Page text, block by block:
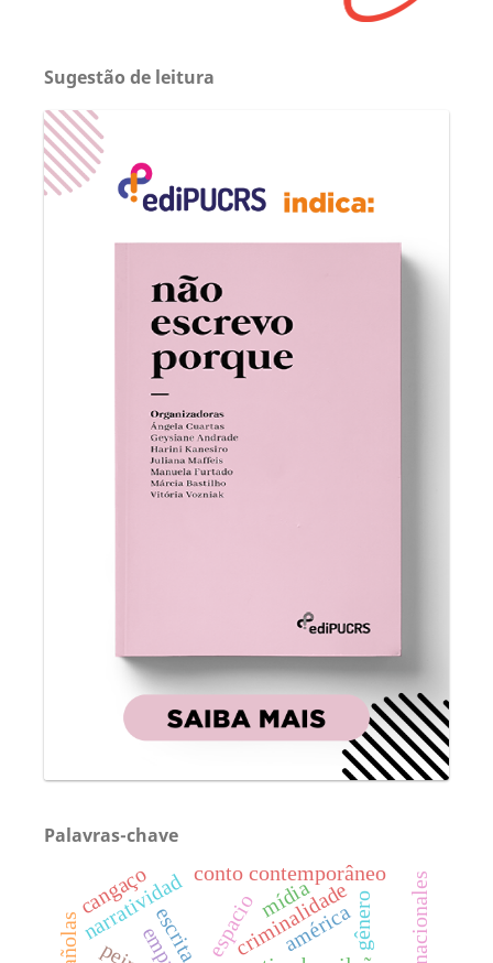
Sugestão de leitura
Palavras-chave
espacio
narratividad criminalidadegênero
américa
conto contemporâneo
cangaço mídia